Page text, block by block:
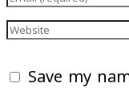
Save my